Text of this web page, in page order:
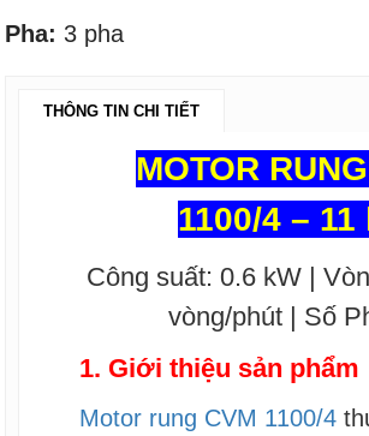
Pha: 3 pha
THÔNG TIN CHI TIẾT
MOTOR
1100/4 – 11
Công suất: 0.6 kW |
vòng/phút | Số
1. Giới thiệu sản phẩm
Motor rung CVM 1100/4